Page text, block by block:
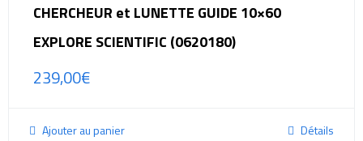
CHERCHEUR et LUNETTE GUIDE 10×60
EXPLORE SCIENTIFIC (0620180)
239,00€
Ajouter au panier Détails